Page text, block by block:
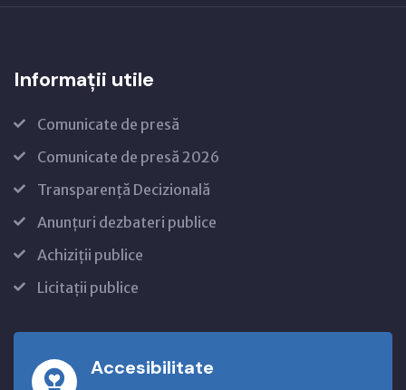
Informații utile
Comunicate de presă
Comunicate de presă 2026
Transparență Decizională
Anunțuri dezbateri publice
Achiziții publice
Licitații publice
Accesibilitate